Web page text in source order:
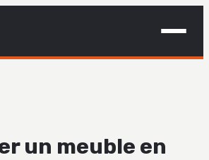
un meuble en